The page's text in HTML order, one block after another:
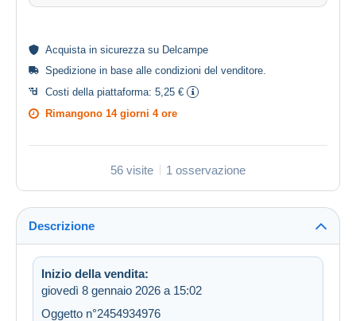
Acquista in sicurezza su Delcampe
Spedizione in base alle condizioni del venditore
Costi della piattaforma: 5,25 €
Rimangono 14 giorni 4 ore
56 visite 1 osservazione
Descrizione
Inizio della vendita:
giovedì 8 gennaio 2026 a 15:02
Oggetto n°2454934976